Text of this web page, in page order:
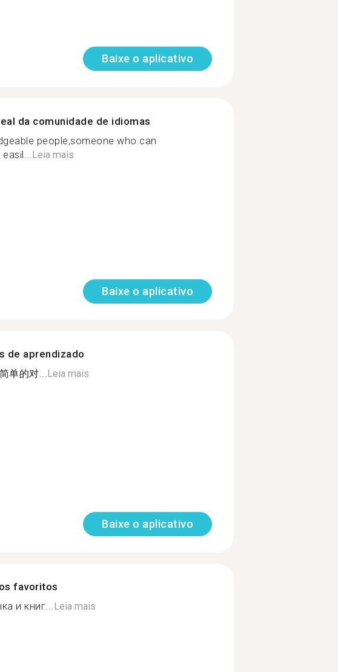
Baixe o aplicativo
da comunidade de idiomas
people,someone who can
Leia mais
Baixe o aplicativo
de aprendizado
单的对...Leia mais
Baixe o aplicativo
favoritos
и книг...Leia mais